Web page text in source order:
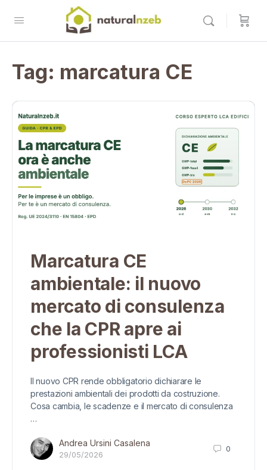
Tag: marcatura CE
Marcatura CE
ambientale: il nuovo
mercato di consulenza
che la CPR apre ai
professionisti LCA
Il nuovo CPR rende obbligatorio dichiarare le
prestazioni ambientali dei prodotti da costruzione.
Cosa cambia, le scadenze e il mercato di consulenza
…
Andrea Ursini Casalena
29/05/2026
0